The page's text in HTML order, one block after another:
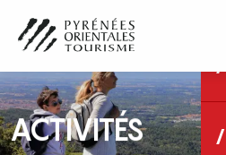
contenu
principal
ACTIVITÉS